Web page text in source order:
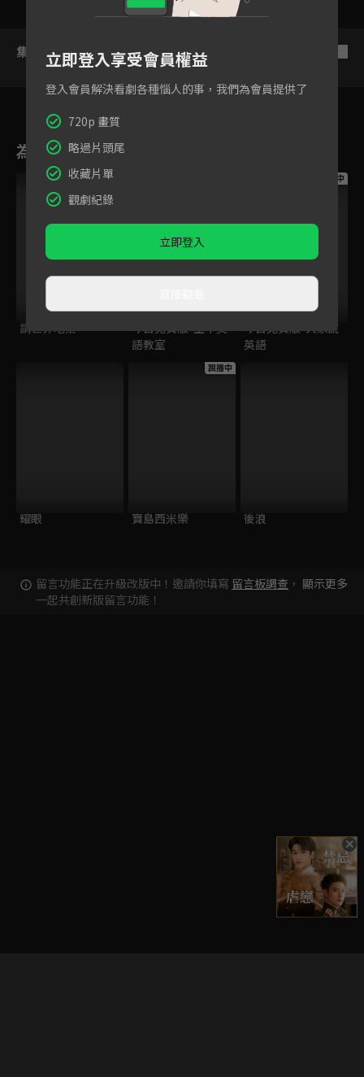
集數列表
為您推薦
跟播中
請世界吃桌
今日免費版-空中英
語教室
跟播中
今日免費版-大家說
英語
耀眼
跟播中
寶島西米樂 後浪
留言功能正在升級改版中！邀請你填寫 留言板調查 ，
一起共創新版留言功能！
顯示更多
立即登入享受會員權益
登入會員解決看劇各種惱人的事，我們為會員提供了
720p 畫質
略過片頭尾
收藏片單
觀劇紀錄
立即登入